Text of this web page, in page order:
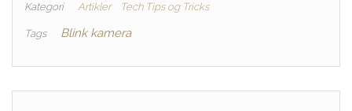
Kategori Artikler Tech Tips og Tricks
Tags Blink kamera